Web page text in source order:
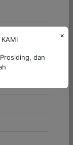
×
KAMI
dan